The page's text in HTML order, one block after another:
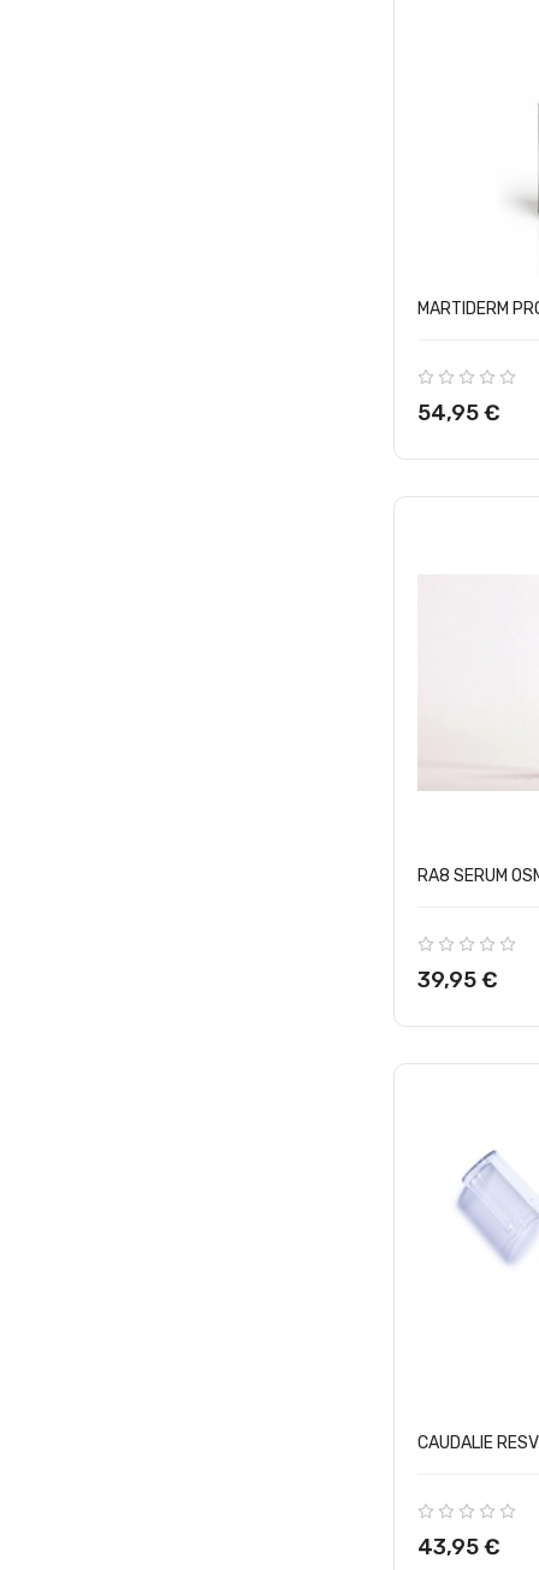
MARTIDERM
Precio
54,95 €
RA8 SERUM
Precio
39,95 €
CAUDALIE
Precio
43,95 €